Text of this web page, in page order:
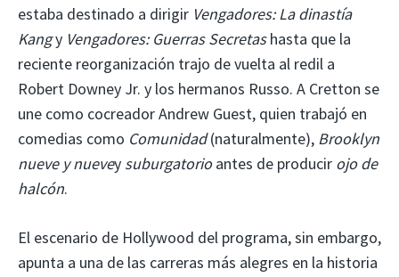
estaba destinado a dirigir Vengadores: La dinastía
Kangy Vengadores: Guerras Secretashasta que la
reciente reorganización trajo de vuelta al redil a
Robert Downey Jr. y los hermanos Russo. A Cretton se
une como cocreador Andrew Guest, quien trabajó en
comedias como Comunidad(naturalmente), Brooklyn
nueve y nuevey suburgatorioantes de producir ojo de
halcón.
El escenario de Hollywood del programa, sin embargo,
apunta a una de las carreras más alegres en la historia